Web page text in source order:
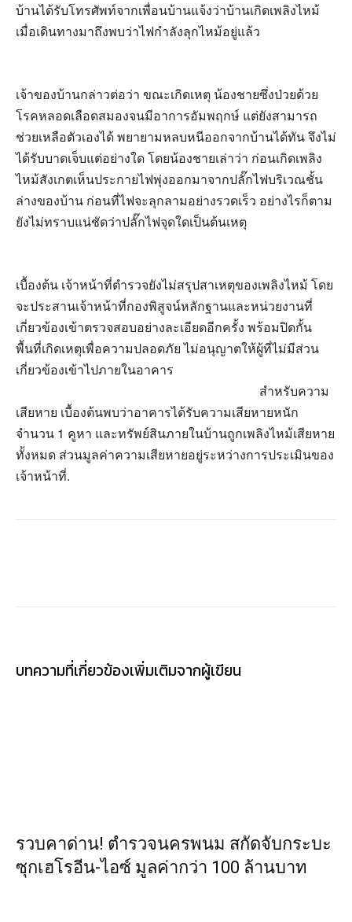
บ้านได้รับโทรศัพท์จากเพื่อนบ้านแจ้งว่าบ้านเกิดเพลิงไหม้
เมื่อเดินทางมาถึงพบว่าไฟกำลังลุกไหม้อยู่แล้ว
เจ้าของบ้านกล่าวต่อว่า ขณะเกิดเหตุ น้องชายซึ่งป่วยด้วย
โรคหลอดเลือดสมองจนมีอาการอัมพฤกษ์ แต่ยังสามารถ
ช่วยเหลือตัวเองได้ พยายามหลบหนีออกจากบ้านได้ทัน จึงไม่
ได้รับบาดเจ็บแต่อย่างใด โดยน้องชายเล่าว่า ก่อนเกิดเพลิง
ไหม้สังเกตเห็นประกายไฟพุ่งออกมาจากปลั๊กไฟบริเวณชั้น
ล่างของบ้าน ก่อนที่ไฟจะลุกลามอย่างรวดเร็ว อย่างไรก็ตาม
ยังไม่ทราบแน่ชัดว่าปลั๊กไฟจุดใดเป็นต้นเหตุ
เบื้องต้น เจ้าหน้าที่ตำรวจยังไม่สรุปสาเหตุของเพลิงไหม้ โดย
จะประสานเจ้าหน้าที่กองพิสูจน์หลักฐานและหน่วยงานที่
เกี่ยวข้องเข้าตรวจสอบอย่างละเอียดอีกครั้ง พร้อมปิดกั้น
พื้นที่เกิดเหตุเพื่อความปลอดภัย ไม่อนุญาตให้ผู้ที่ไม่มีส่วน
เกี่ยวข้องเข้าไปภายในอาคาร
สำหรับความ
เสียหาย เบื้องต้นพบว่าอาคารได้รับความเสียหายหนัก
จำนวน 1 คูหา และทรัพย์สินภายในบ้านถูกเพลิงไหม้เสียหาย
ทั้งหมด ส่วนมูลค่าความเสียหายอยู่ระหว่างการประเมินของ
เจ้าหน้าที่.
บทความที่เกี่ยวข้องเพิ่มเติมจากผู้เขียน
รวบคาด่าน! ตำรวจนครพนม สกัดจับกระบะ
ซุกเฮโรอีน-ไอซ์ มูลค่ากว่า 100 ล้านบาท